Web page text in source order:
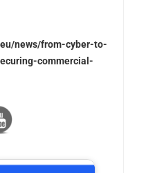
news/from-cyber-to-
commercial-